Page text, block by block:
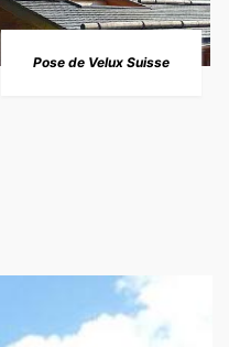
Pose de Velux Suisse